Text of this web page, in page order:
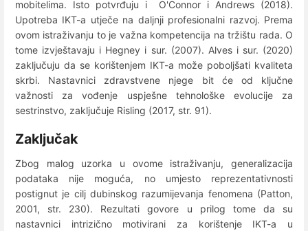
mobitelima. Isto potvrđuju i O'Connor i Andrews (2018).
Upotreba IKT-a utječe na daljnji profesionalni razvoj. Prema
ovom istraživanju to je važna kompetencija na tržištu rada. O
tome izvještavaju i Hegney i sur. (2007). Alves i sur. (2020)
zaključuju da se korištenjem IKT-a može poboljšati kvaliteta
skrbi. Nastavnici zdravstvene njege bit će od ključne
važnosti za vođenje uspješne tehnološke evolucije za
sestrinstvo, zaključuje Risling (2017, str. 91).
Zaključak
Zbog malog uzorka u ovome istraživanju, generalizacija
podataka nije moguća, no umjesto reprezentativnosti
postignut je cilj dubinskog razumijevanja fenomena (Patton,
2001, str. 230). Rezultati govore u prilog tome da su
nastavnici intrizično motivirani za korištenje IKT-a u